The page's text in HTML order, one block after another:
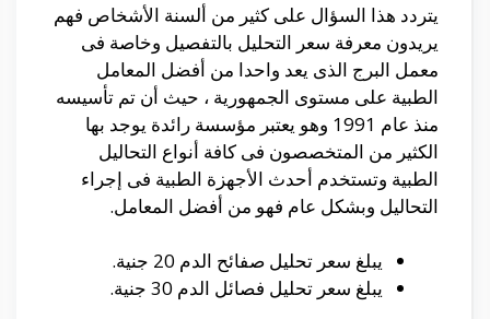
يتردد هذا السؤال على كثير من ألسنة الأشخاص فهم
يريدون معرفة سعر التحليل بالتفصيل وخاصة فى
معمل البرج الذى يعد واحدا من أفضل المعامل
الطبية على مستوى الجمهورية ، حيث أن تم تأسيسه
منذ عام 1991 وهو يعتبر مؤسسة رائدة يوجد بها
الكثير من المتخصصون فى كافة أنواع التحاليل
الطبية وتستخدم أحدث الأجهزة الطبية فى إجراء
التحاليل وبشكل عام فهو من أفضل المعامل.
يبلغ سعر تحليل صفائح الدم 20 جنية.
يبلغ سعر تحليل فصائل الدم 30 جنية.